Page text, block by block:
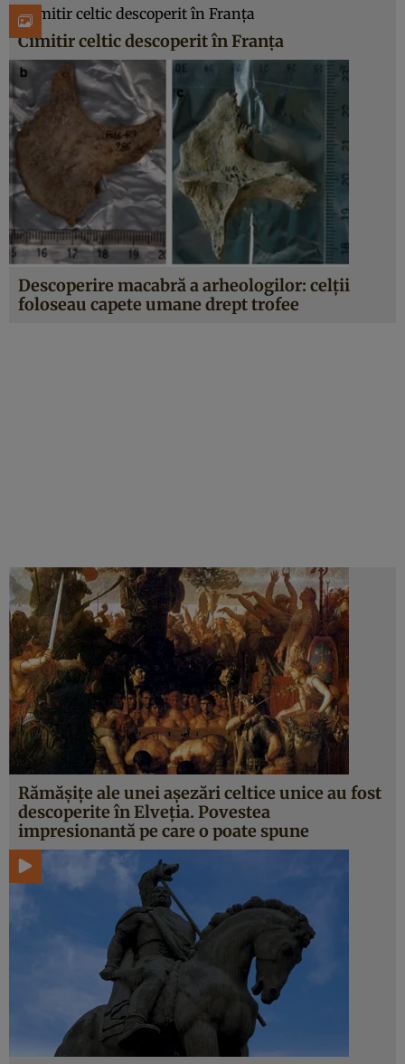
Cimitir celtic descoperit în Franța
Descoperire macabră a arheologilor: celţii
foloseau capete umane drept trofee
Rămăşiţe ale unei aşezări celtice unice au fost
descoperite în Elveţia. Povestea
impresionantă pe care o poate spune